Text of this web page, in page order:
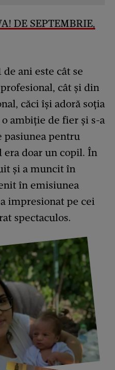
DE SEPTEMBRIE,
ani este cât se
cât și din
căci își adoră soția
ambiție de fier și s-a
pasiunea pentru
era doar un copil. În
și a muncit în
în emisiunea
impresionat pe cei
spectaculos.